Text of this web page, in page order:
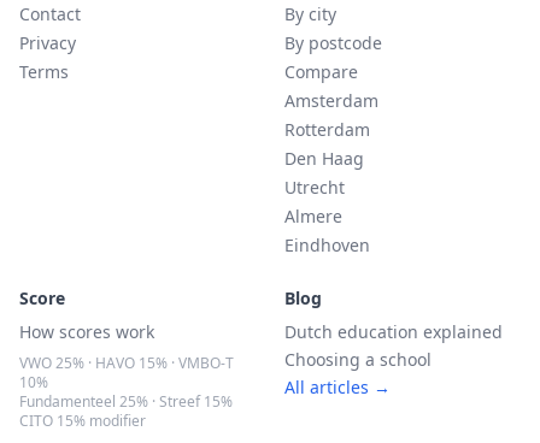
Contact
Privacy
Terms
By city
By postcode
Compare
Amsterdam
Rotterdam
Den Haag
Utrecht
Almere
Eindhoven
Score
How scores work
VWO 25% · HAVO 15% · VMBO-T
10%
Fundamenteel 25% · Streef 15%
CITO 15% modifier
Blog
Dutch education explained
Choosing a school
All articles →